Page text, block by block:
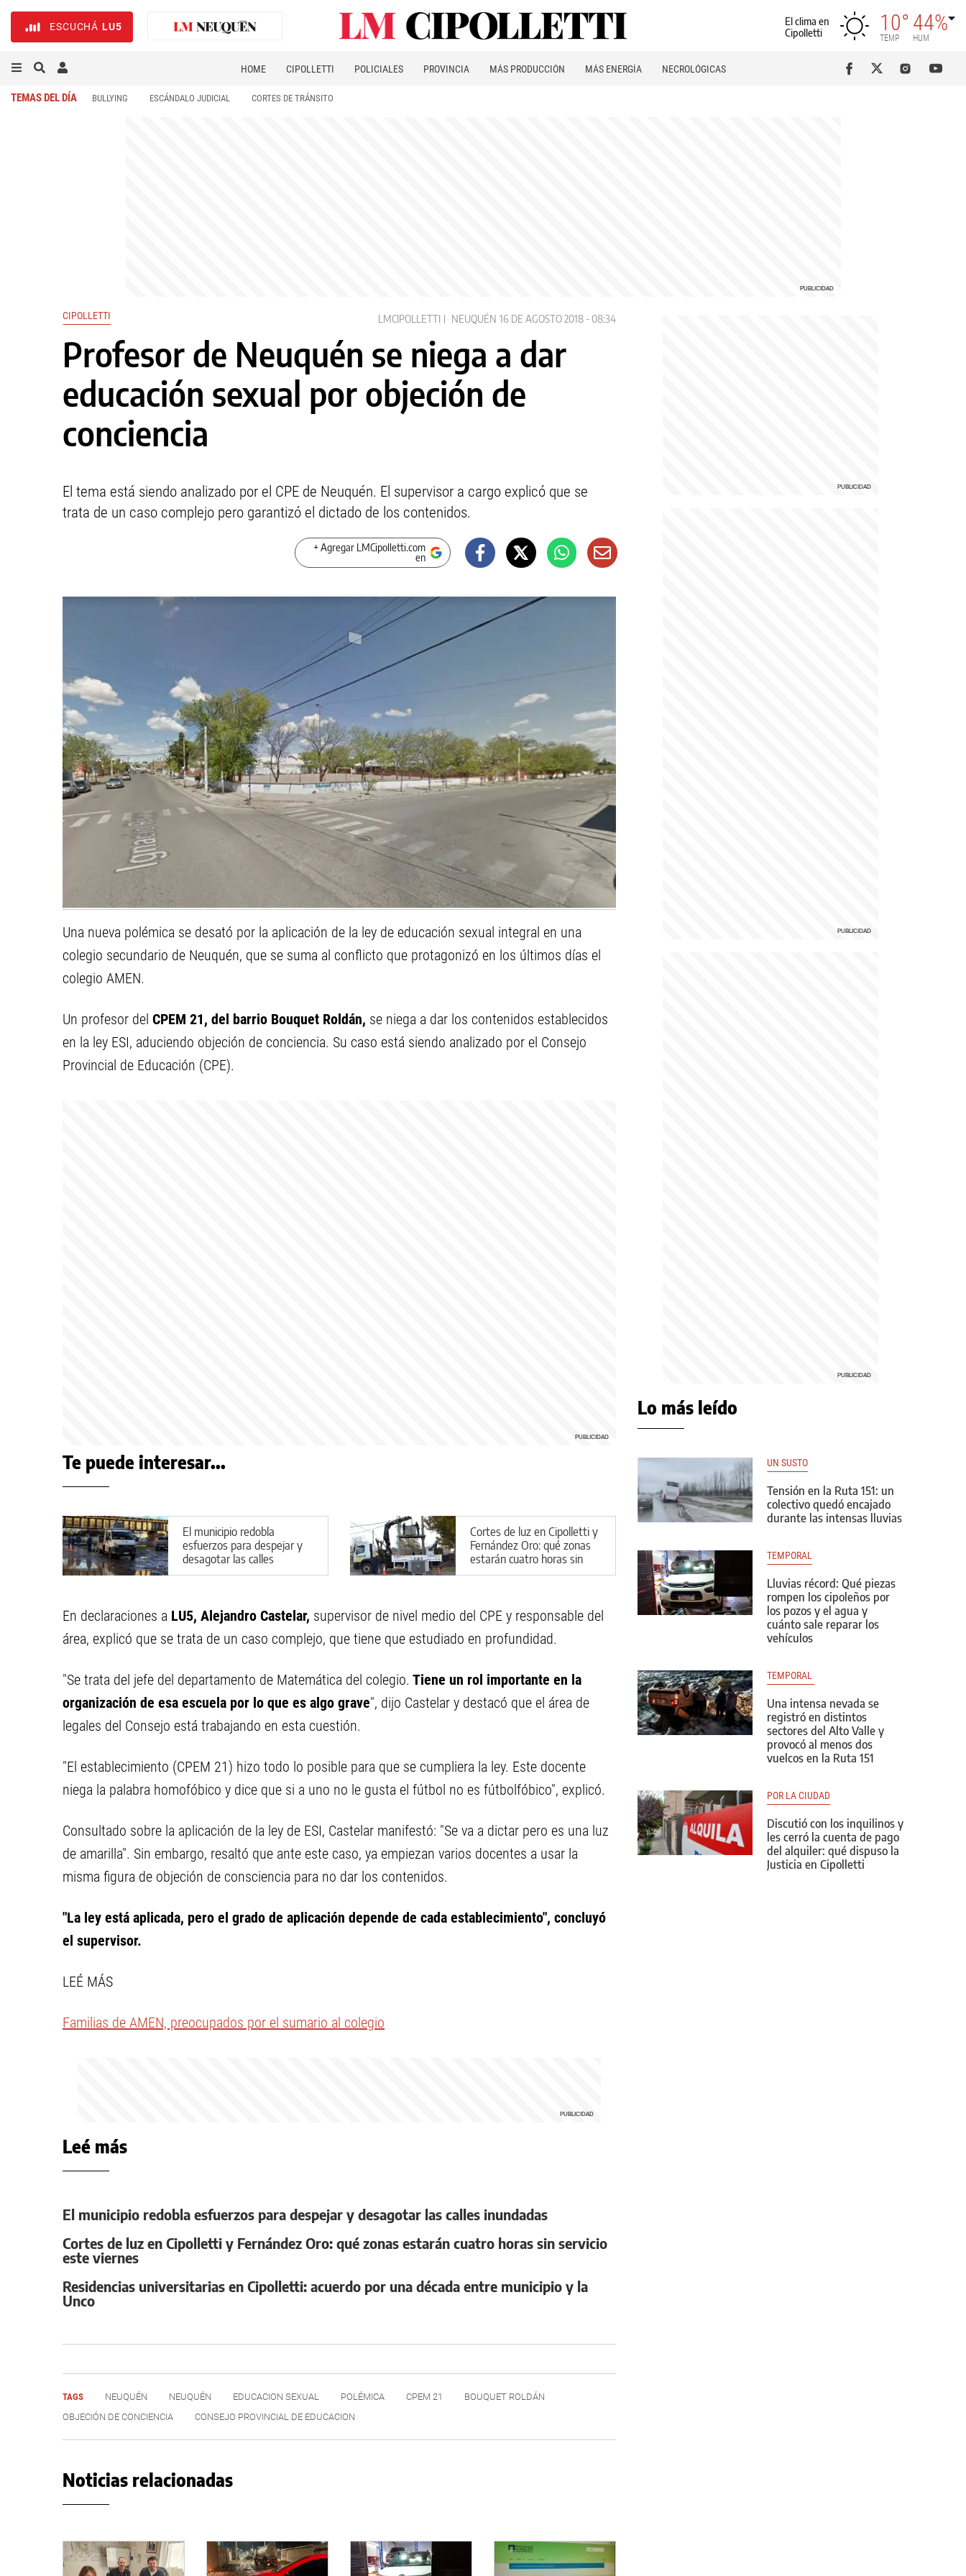
ESCUCHÁ LU5
El clima en
Cipolletti
10°
TEMP
44%
HUM
HOME CIPOLLETTI POLICIALES PROVINCIA MÁS PRODUCCIÓN MÁS ENERGÍA NECROLÓGICAS
TEMAS DEL DÍA BULLYING ESCÁNDALO JUDICIAL CORTES DE TRÁNSITO
CIPOLLETTI LMCIPOLLETTI NEUQUÉN 16 DE AGOSTO 2018 - 08:34
Profesor de Neuquén se niega a dar
educación sexual por objeción de
conciencia
El tema está siendo analizado por el CPE de Neuquén. El supervisor a cargo explicó que se
trata de un caso complejo pero garantizó el dictado de los contenidos.
+ Agregar LMCipolletti.com
en
Una nueva polémica se desató por la aplicación de la ley de educación sexual integral en una
colegio secundario de Neuquén, que se suma al conflicto que protagonizó en los últimos días el
colegio AMEN.
Un profesor del CPEM 21, del barrio Bouquet Roldán, se niega a dar los contenidos establecidos
en la ley ESI, aduciendo objeción de conciencia. Su caso está siendo analizado por el Consejo
Provincial de Educación (CPE).
Te puede interesar...
El municipio redobla
esfuerzos para despejar y
desagotar las calles
inundadas
Cortes de luz en Cipolletti y
Fernández Oro: qué zonas
estarán cuatro horas sin
servicio este viernes
En declaraciones a LU5, Alejandro Castelar, supervisor de nivel medio del CPE y responsable del
área, explicó que se trata de un caso complejo, que tiene que estudiado en profundidad.
"Se trata del jefe del departamento de Matemática del colegio. Tiene un rol importante en la
organización de esa escuela por lo que es algo grave", dijo Castelar y destacó que el área de
legales del Consejo está trabajando en esta cuestión.
"El establecimiento (CPEM 21) hizo todo lo posible para que se cumpliera la ley. Este docente
niega la palabra homofóbico y dice que si a uno no le gusta el fútbol no es fútbolfóbico", explicó.
Consultado sobre la aplicación de la ley de ESI, Castelar manifestó: "Se va a dictar pero es una luz
de amarilla". Sin embargo, resaltó que ante este caso, ya empiezan varios docentes a usar la
misma figura de objeción de consciencia para no dar los contenidos.
"La ley está aplicada, pero el grado de aplicación depende de cada establecimiento", concluyó
el supervisor.
LEÉ MÁS
Familias de AMEN, preocupados por el sumario al colegio
Leé más
El municipio redobla esfuerzos para despejar y desagotar las calles inundadas
Cortes de luz en Cipolletti y Fernández Oro: qué zonas estarán cuatro horas sin servicio
este viernes
Residencias universitarias en Cipolletti: acuerdo por una década entre municipio y la
Unco
TAGS NEUQUÉN NEUQUÉN EDUCACION SEXUAL POLÉMICA CPEM 21
BOUQUET ROLDÁN
OBJECIÓN DE CONCIENCIA
CONSEJO PROVINCIAL DE EDUCACION
Noticias relacionadas
Lo más leído
UN SUSTO
Tensión en la Ruta 151: un
colectivo quedó encajado
durante las intensas lluvias
TEMPORAL
Lluvias récord: Qué piezas
rompen los cipoleños por
los pozos y el agua y
cuánto sale reparar los
vehículos
TEMPORAL
Una intensa nevada se
registró en distintos
sectores del Alto Valle y
provocó al menos dos
vuelcos en la Ruta 151
POR LA CIUDAD
Discutió con los inquilinos y
les cerró la cuenta de pago
del alquiler: qué dispuso la
Justicia en Cipolletti